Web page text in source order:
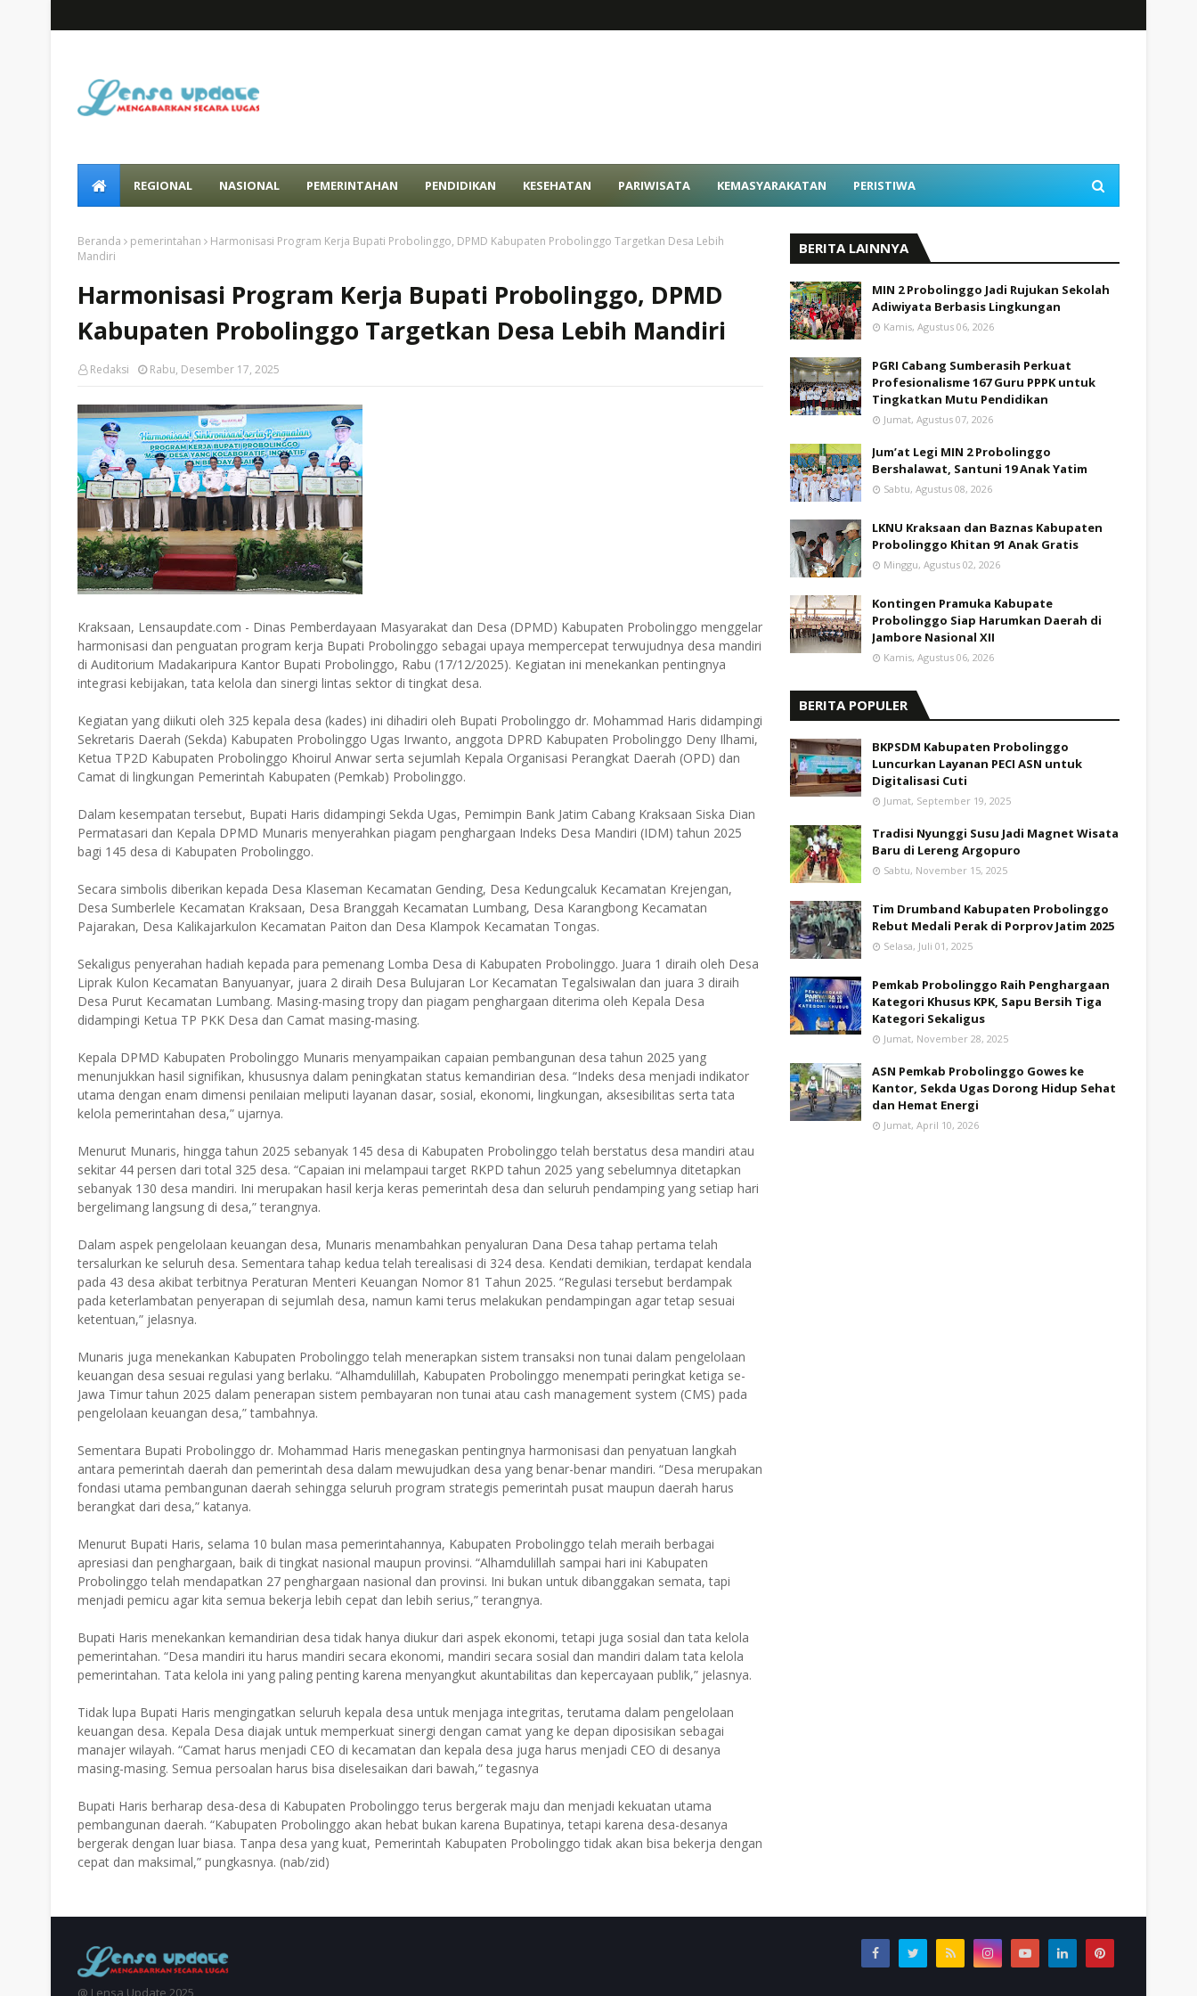
REGIONAL NASIONAL PEMERINTAHAN PENDIDIKAN KESEHATAN PARIWISATA KEMASYARAKATAN PERISTIWA
Beranda pemerintahan
Harmonisasi Program Kerja Bupati Probolinggo, DPMD Kabupaten Probolinggo Targetkan Desa Lebih
Mandiri
Harmonisasi Program Kerja Bupati Probolinggo, DPMD
Kabupaten Probolinggo Targetkan Desa Lebih Mandiri
Redaksi Rabu, Desember 17, 2025
Kraksaan, Lensaupdate.com - Dinas Pemberdayaan Masyarakat dan Desa (DPMD) Kabupaten Probolinggo menggelar
harmonisasi dan penguatan program kerja Bupati Probolinggo sebagai upaya mempercepat terwujudnya desa mandiri
di Auditorium Madakaripura Kantor Bupati Probolinggo, Rabu (17/12/2025). Kegiatan ini menekankan pentingnya
integrasi kebijakan, tata kelola dan sinergi lintas sektor di tingkat desa.
Kegiatan yang diikuti oleh 325 kepala desa (kades) ini dihadiri oleh Bupati Probolinggo dr. Mohammad Haris didampingi
Sekretaris Daerah (Sekda) Kabupaten Probolinggo Ugas Irwanto, anggota DPRD Kabupaten Probolinggo Deny Ilhami,
Ketua TP2D Kabupaten Probolinggo Khoirul Anwar serta sejumlah Kepala Organisasi Perangkat Daerah (OPD) dan
Camat di lingkungan Pemerintah Kabupaten (Pemkab) Probolinggo.
Dalam kesempatan tersebut, Bupati Haris didampingi Sekda Ugas, Pemimpin Bank Jatim Cabang Kraksaan Siska Dian
Permatasari dan Kepala DPMD Munaris menyerahkan piagam penghargaan Indeks Desa Mandiri (IDM) tahun 2025
bagi 145 desa di Kabupaten Probolinggo.
Secara simbolis diberikan kepada Desa Klaseman Kecamatan Gending, Desa Kedungcaluk Kecamatan Krejengan,
Desa Sumberlele Kecamatan Kraksaan, Desa Branggah Kecamatan Lumbang, Desa Karangbong Kecamatan
Pajarakan, Desa Kalikajarkulon Kecamatan Paiton dan Desa Klampok Kecamatan Tongas.
Sekaligus penyerahan hadiah kepada para pemenang Lomba Desa di Kabupaten Probolinggo. Juara 1 diraih oleh Desa
Liprak Kulon Kecamatan Banyuanyar, juara 2 diraih Desa Bulujaran Lor Kecamatan Tegalsiwalan dan juara 3 diraih
Desa Purut Kecamatan Lumbang. Masing-masing tropy dan piagam penghargaan diterima oleh Kepala Desa
didampingi Ketua TP PKK Desa dan Camat masing-masing.
Kepala DPMD Kabupaten Probolinggo Munaris menyampaikan capaian pembangunan desa tahun 2025 yang
menunjukkan hasil signifikan, khususnya dalam peningkatan status kemandirian desa. “Indeks desa menjadi indikator
utama dengan enam dimensi penilaian meliputi layanan dasar, sosial, ekonomi, lingkungan, aksesibilitas serta tata
kelola pemerintahan desa,” ujarnya.
Menurut Munaris, hingga tahun 2025 sebanyak 145 desa di Kabupaten Probolinggo telah berstatus desa mandiri atau
sekitar 44 persen dari total 325 desa. “Capaian ini melampaui target RKPD tahun 2025 yang sebelumnya ditetapkan
sebanyak 130 desa mandiri. Ini merupakan hasil kerja keras pemerintah desa dan seluruh pendamping yang setiap hari
bergelimang langsung di desa,” terangnya.
Dalam aspek pengelolaan keuangan desa, Munaris menambahkan penyaluran Dana Desa tahap pertama telah
tersalurkan ke seluruh desa. Sementara tahap kedua telah terealisasi di 324 desa. Kendati demikian, terdapat kendala
pada 43 desa akibat terbitnya Peraturan Menteri Keuangan Nomor 81 Tahun 2025. “Regulasi tersebut berdampak
pada keterlambatan penyerapan di sejumlah desa, namun kami terus melakukan pendampingan agar tetap sesuai
ketentuan,” jelasnya.
Munaris juga menekankan Kabupaten Probolinggo telah menerapkan sistem transaksi non tunai dalam pengelolaan
keuangan desa sesuai regulasi yang berlaku. “Alhamdulillah, Kabupaten Probolinggo menempati peringkat ketiga se-
Jawa Timur tahun 2025 dalam penerapan sistem pembayaran non tunai atau cash management system (CMS) pada
pengelolaan keuangan desa,” tambahnya.
Sementara Bupati Probolinggo dr. Mohammad Haris menegaskan pentingnya harmonisasi dan penyatuan langkah
antara pemerintah daerah dan pemerintah desa dalam mewujudkan desa yang benar-benar mandiri. “Desa merupakan
fondasi utama pembangunan daerah sehingga seluruh program strategis pemerintah pusat maupun daerah harus
berangkat dari desa,” katanya.
Menurut Bupati Haris, selama 10 bulan masa pemerintahannya, Kabupaten Probolinggo telah meraih berbagai
apresiasi dan penghargaan, baik di tingkat nasional maupun provinsi. “Alhamdulillah sampai hari ini Kabupaten
Probolinggo telah mendapatkan 27 penghargaan nasional dan provinsi. Ini bukan untuk dibanggakan semata, tapi
menjadi pemicu agar kita semua bekerja lebih cepat dan lebih serius,” terangnya.
Bupati Haris menekankan kemandirian desa tidak hanya diukur dari aspek ekonomi, tetapi juga sosial dan tata kelola
pemerintahan. “Desa mandiri itu harus mandiri secara ekonomi, mandiri secara sosial dan mandiri dalam tata kelola
pemerintahan. Tata kelola ini yang paling penting karena menyangkut akuntabilitas dan kepercayaan publik,” jelasnya.
Tidak lupa Bupati Haris mengingatkan seluruh kepala desa untuk menjaga integritas, terutama dalam pengelolaan
keuangan desa. Kepala Desa diajak untuk memperkuat sinergi dengan camat yang ke depan diposisikan sebagai
manajer wilayah. “Camat harus menjadi CEO di kecamatan dan kepala desa juga harus menjadi CEO di desanya
masing-masing. Semua persoalan harus bisa diselesaikan dari bawah,” tegasnya
Bupati Haris berharap desa-desa di Kabupaten Probolinggo terus bergerak maju dan menjadi kekuatan utama
pembangunan daerah. “Kabupaten Probolinggo akan hebat bukan karena Bupatinya, tetapi karena desa-desanya
bergerak dengan luar biasa. Tanpa desa yang kuat, Pemerintah Kabupaten Probolinggo tidak akan bisa bekerja dengan
cepat dan maksimal,” pungkasnya. (nab/zid)
BERITA LAINNYA
MIN 2 Probolinggo Jadi Rujukan Sekolah
Adiwiyata Berbasis Lingkungan
Kamis, Agustus 06, 2026
PGRI Cabang Sumberasih Perkuat
Profesionalisme 167 Guru PPPK untuk
Tingkatkan Mutu Pendidikan
Jumat, Agustus 07, 2026
Jum’at Legi MIN 2 Probolinggo
Bershalawat, Santuni 19 Anak Yatim
Sabtu, Agustus 08, 2026
LKNU Kraksaan dan Baznas Kabupaten
Probolinggo Khitan 91 Anak Gratis
Minggu, Agustus 02, 2026
Kontingen Pramuka Kabupate
Probolinggo Siap Harumkan Daerah di
Jambore Nasional XII
Kamis, Agustus 06, 2026
BERITA POPULER
BKPSDM Kabupaten Probolinggo
Luncurkan Layanan PECI ASN untuk
Digitalisasi Cuti
Jumat, September 19, 2025
Tradisi Nyunggi Susu Jadi Magnet Wisata
Baru di Lereng Argopuro
Sabtu, November 15, 2025
Tim Drumband Kabupaten Probolinggo
Rebut Medali Perak di Porprov Jatim 2025
Selasa, Juli 01, 2025
Pemkab Probolinggo Raih Penghargaan
Kategori Khusus KPK, Sapu Bersih Tiga
Kategori Sekaligus
Jumat, November 28, 2025
ASN Pemkab Probolinggo Gowes ke
Kantor, Sekda Ugas Dorong Hidup Sehat
dan Hemat Energi
Jumat, April 10, 2026
@ Lensa Update 2025